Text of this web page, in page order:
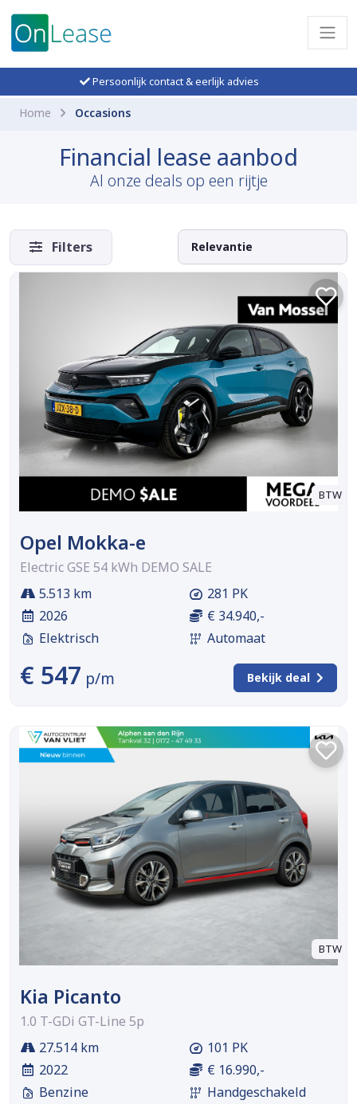
Persoonlijk contact & eerlijk advies
Home Occasions
Financial lease aanbod
Al onze deals op een rijtje
Filters
BTW
Opel Mokka-e
Electric GSE 54 kWh DEMO SALE
5.513 km
2026
Elektrisch
281 PK
€ 34.940,-
Automaat
€ 547 p/m Bekijk deal
BTW
Kia Picanto
1.0 T-GDi GT-Line 5p
27.514 km
2022
Benzine
101 PK
€ 16.990,-
Handgeschakeld